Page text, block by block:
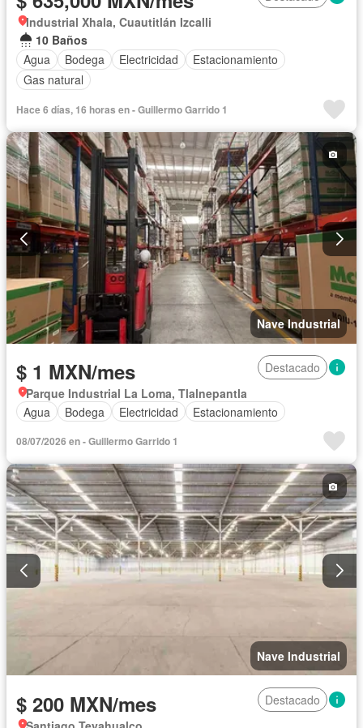
Industrial Xhala, Cuautitlán Izcalli
10 Baños
Agua
Bodega Electricidad
Estacionamiento
Gas natural
Hace 6 días, 16 horas en - Guillermo Garrido 1
Nave Industrial
$ 1 MXN/mes
Destacado
Parque Industrial La Loma, Tlalnepantla
Agua
Bodega Electricidad Estacionamiento
08/07/2026 en - Guillermo Garrido 1
Nave Industrial
$ 200 MXN/mes
Destacado